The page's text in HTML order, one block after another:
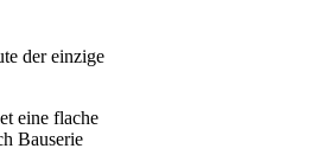
der einzige
eine flache
Bauserie